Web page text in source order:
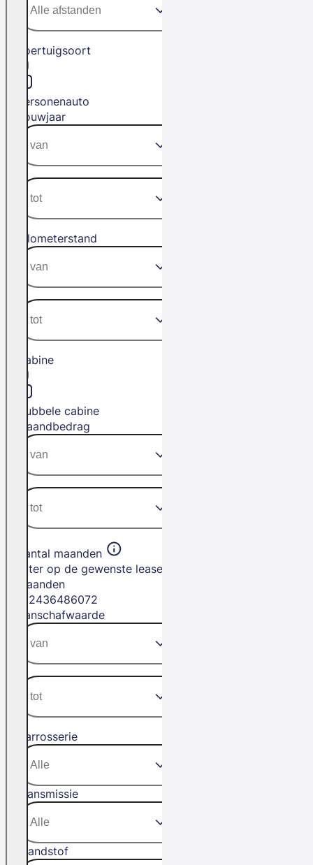
Voertuigsoort
Personenauto
Bouwjaar
Kilometerstand
Cabine
Dubbele cabine
Maandbedrag
Aantal maanden
Filter op de gewenste leasetermijn in
maanden
2436486072
Aanschafwaarde
Carrosserie
Transmissie
Brandstof